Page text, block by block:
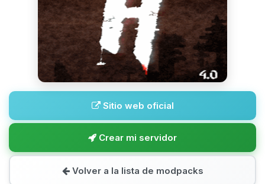
Sitio web oficial
Crear mi servidor
Volver a la lista de modpacks